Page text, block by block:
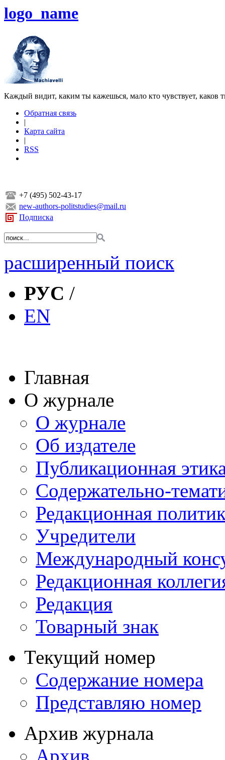
logo_name
Каждый видит, каким ты кажешься, мало кто чувствует, каков
Обратная связь
|
Карта сайта
|
RSS
+7 (495) 502-43-17
new-authors-politstudies@mail.ru
Подписка
расширенный поиск
РУС /
EN
Главная
О журнале
О журнале
Об издателе
Публикационная
Содержательно-
Редакционная
Учредители
Международный
Редакционная
Редакция
Товарный знак
Текущий номер
Содержание номера
Представляю номер
Архив журнала